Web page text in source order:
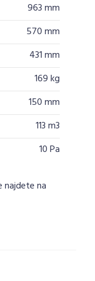
963 mm
570 mm
431 mm
169 kg
150 mm
113 m3
10 Pa
najdete na